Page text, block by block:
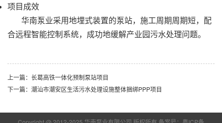
项目成效
华南泵业采用地埋式装置的泵站，施工周期周期短，配
合远程智能控制系统，成功地缓解产业园污水处理问题。
上一篇：长葛高铁一体化预制泵站项目
下一篇：潮汕市潮安区生活污水处理设施整体捆绑PPP项目